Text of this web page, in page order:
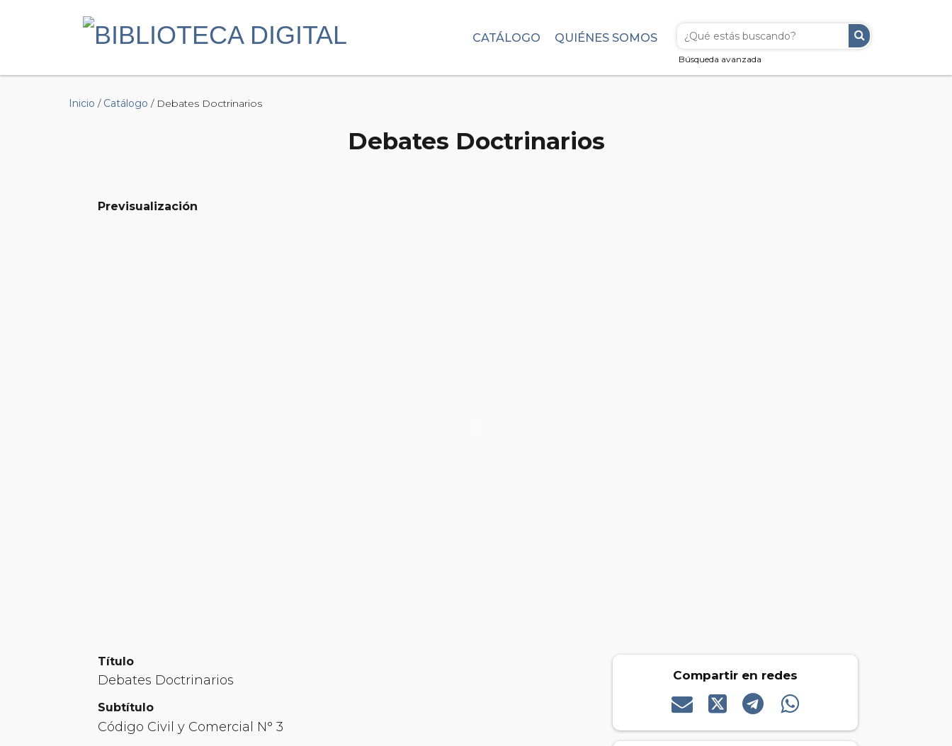
Búsqueda avanzada
CATÁLOGO QUIÉNES SOMOS
Inicio / Catálogo / Debates Doctrinarios
Debates Doctrinarios
Previsualización
Título
Debates Doctrinarios
Subtítulo
Código Civil y Comercial N° 3
Compartir en redes